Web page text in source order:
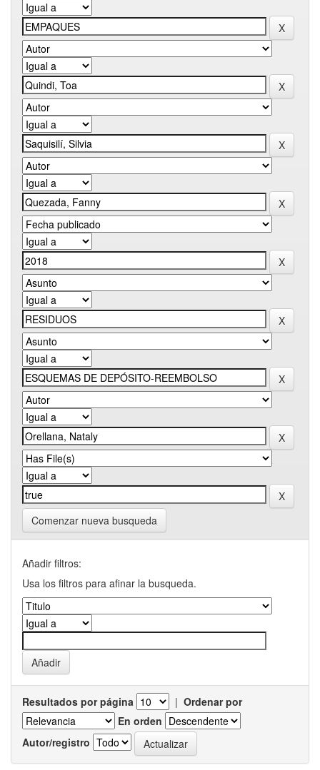
Comenzar nueva busqueda
Añadir filtros:
Usa los filtros para afinar la busqueda.
Resultados por página | Ordenar por
En orden
Autor/registro